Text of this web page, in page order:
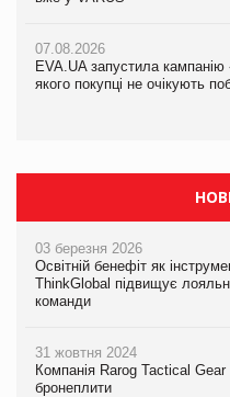
07.08.2026
EVA.UA запустила
якого покупці не очікують
05.08.2026
Мережа супермаркетів
03 березня 2026
Освітній бенефіт як
ThinkGlobal підвищує
команди
31 жовтня 2024
Компанія Rarog Tactical Gear
бронеплити